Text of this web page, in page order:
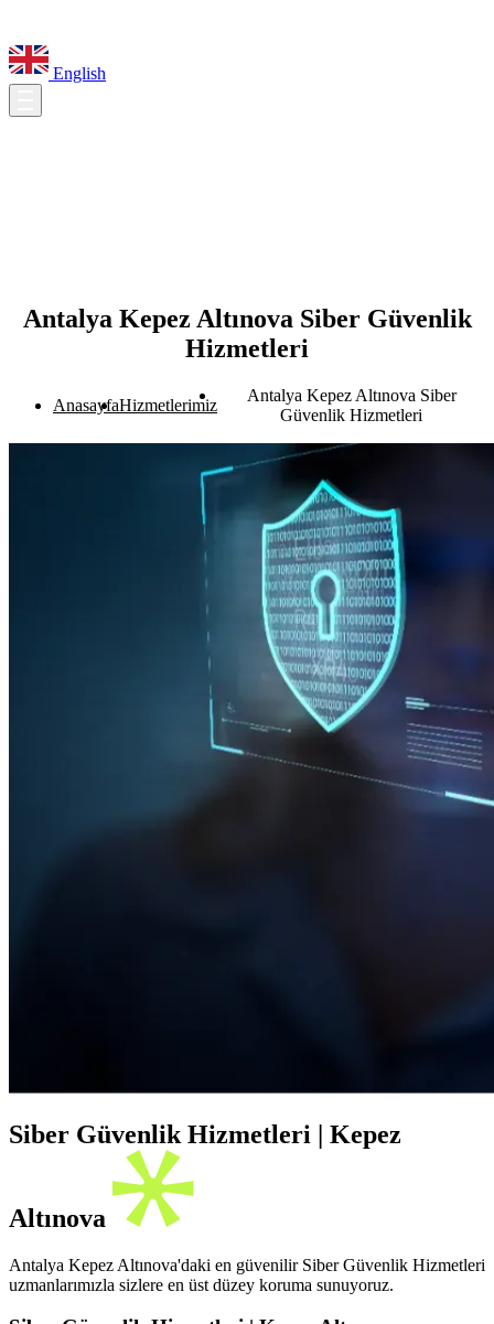
English
Antalya Kepez Altınova Siber Güvenlik
Hizmetleri
AnasayfaHizmetlerimiz
Antalya Kepez Altınova Siber
Güvenlik Hizmetleri
Siber Güvenlik Hizmetleri | Kepez
Altınova
Antalya Kepez Altınova'daki en güvenilir Siber Güvenlik Hizmetleri
uzmanlarımızla sizlere en üst düzey koruma sunuyoruz.